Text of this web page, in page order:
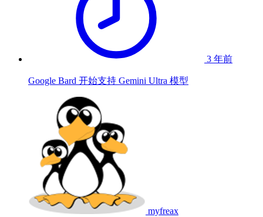
3 年前
Google Bard 开始支持 Gemini Ultra 模型
myfreax